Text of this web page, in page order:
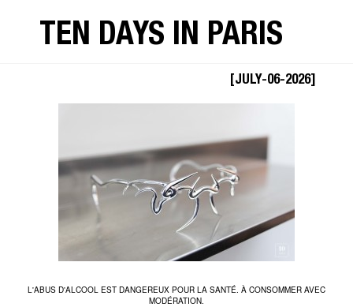
TEN DAYS IN PARIS
[JULY-06-2026]
L'ABUS D'ALCOOL EST DANGEREUX POUR LA SANTÉ. À CONSOMMER AVEC
MODÉRATION.